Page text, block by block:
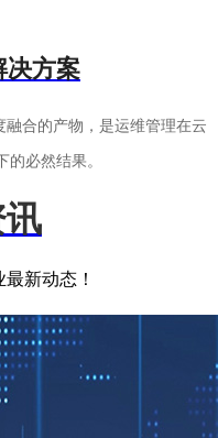
决方案
合的产物，是运维管理在云
的必然结果。
新动态！